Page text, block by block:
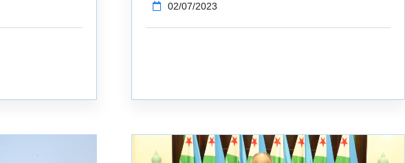
02/07/2023